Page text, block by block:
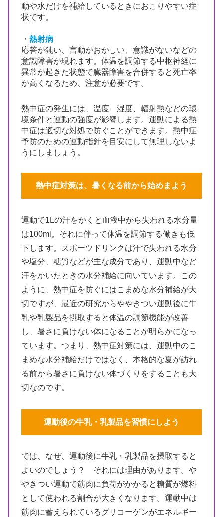
動や水だけを補給しているときにおこりやすい症
状です。
・ 熱射病
応答が鈍い、言動がおかしい、意識がないなどの
意識障害が現れます。体温を調節する中枢神経に
異常が起きた状態で臓器障害を合併すると死亡率
が高くなるため、注意が必要です。
熱中症の発生には、温度、湿度、輻射熱などの環
境条件と運動の強度が影響します。運動による熱
中症は適切な対処で防ぐことができます。熱中症
予防のための運動指針を目安にして無理しないよ
うにしましょう。
熱中症対策は、暑くなる前から始めまよう
運動で1Lの汗をかくと血液中から失われる水分量
は100ml。それに伴って体温を調節する働きも低
下します。スポーツドリンクは汗で失われる水分
や塩分、糖質などが主な成分であり、運動中など
汗をかいたときの水分補給に向いています。この
ように、熱中症を防ぐにはこまめな水分補給が大
切ですが、最近の研究からややきつい運動後に牛
乳や乳製品を摂取すると体温の調節機能が改善
し、暑さに負けない体になることが明らかになっ
ています。つまり、熱中症対策には、運動中のこ
まめな水分補給だけではなく、本格的な夏が訪れ
る前から暑さに負けない体づくりをすることも大
切なのです。
運動後の牛乳・乳製品を習慣にしよう
では、なぜ、運動後に牛乳・乳製品を摂取すると
よいのでしょう？ それには理由があります。や
やきつい運動で筋肉に負荷がかかると糖質が燃料
として使われる割合が大きくなります。運動中は
筋肉に蓄えられているグリコーゲンがエネルギー